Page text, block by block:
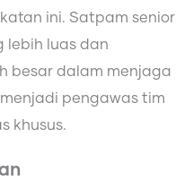
ini. Satpam senior
lebih luas dan
besar dalam menjaga
pengawas tim
khusus.